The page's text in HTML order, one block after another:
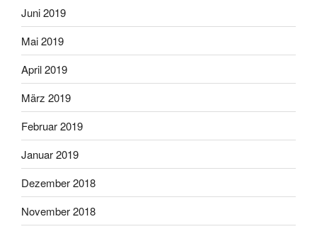
Juni 2019
Mai 2019
April 2019
März 2019
Februar 2019
Januar 2019
Dezember 2018
November 2018